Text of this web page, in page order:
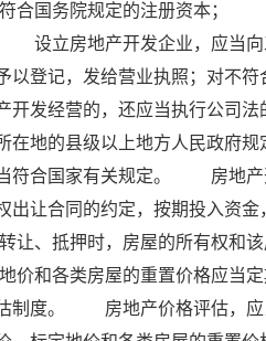
合国务院规定的注册资本
设立房地产开发企业，应当向
以登记，发给营业执照；对
开发经营的，还应当执行公
所在地的县级以上地方人民政
符合国家有关规定。 房地产
出让合同的约定，按期投入资
押时，房屋的所有权和该房
各类房屋的重置价格应当定
度。 房地产价格评估，应当